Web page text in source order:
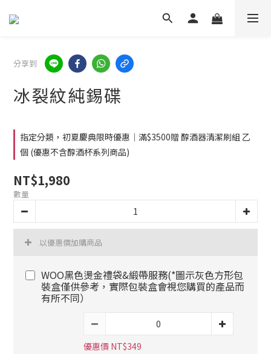
分享到
冰裂紋純錫碟
指定分類，初夏慶典限時優惠│滿$3500贈 醇酒器清潔刷組 乙
個 (優惠不含醇酒杯系列商品)
NT$1,980
數量
以優惠價加購商品
WOO黑色燙金禮袋&緞帶服務(*圖示灰色方形包
裝盒僅供參考，實際包裝盒會視您購買的產品而
有所不同）
優惠價 NT$349